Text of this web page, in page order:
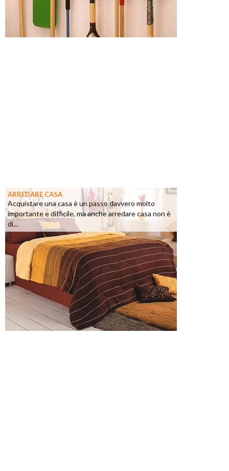
ARREDARE CASA
Acquistare una casa è un passo davvero molto
importante e difficile, ma anche arredare casa non è
di...